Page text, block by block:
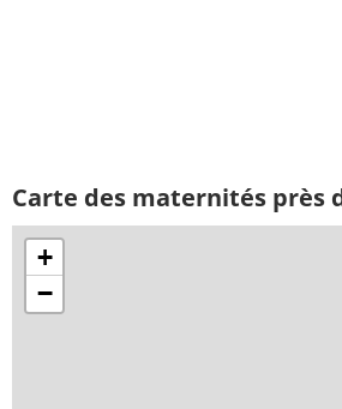
Carte des maternités près
+
−